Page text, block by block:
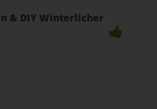
& DIY Winterlicher